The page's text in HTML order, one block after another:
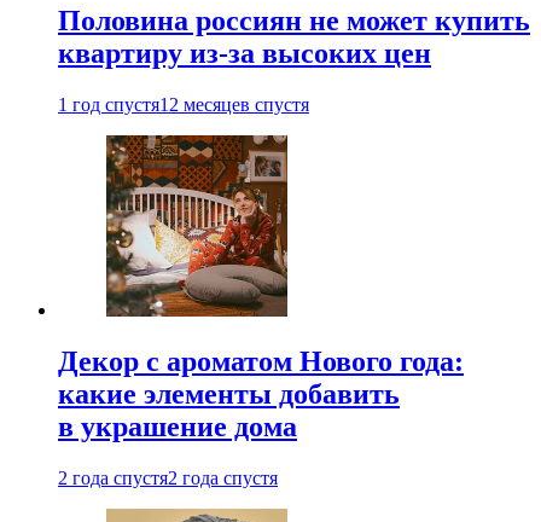
Половина россиян не может купить
квартиру из-за высоких цен
1 год спустя12 месяцев спустя
Декор с ароматом Нового года:
какие элементы добавить
в украшение дома
2 года спустя2 года спустя